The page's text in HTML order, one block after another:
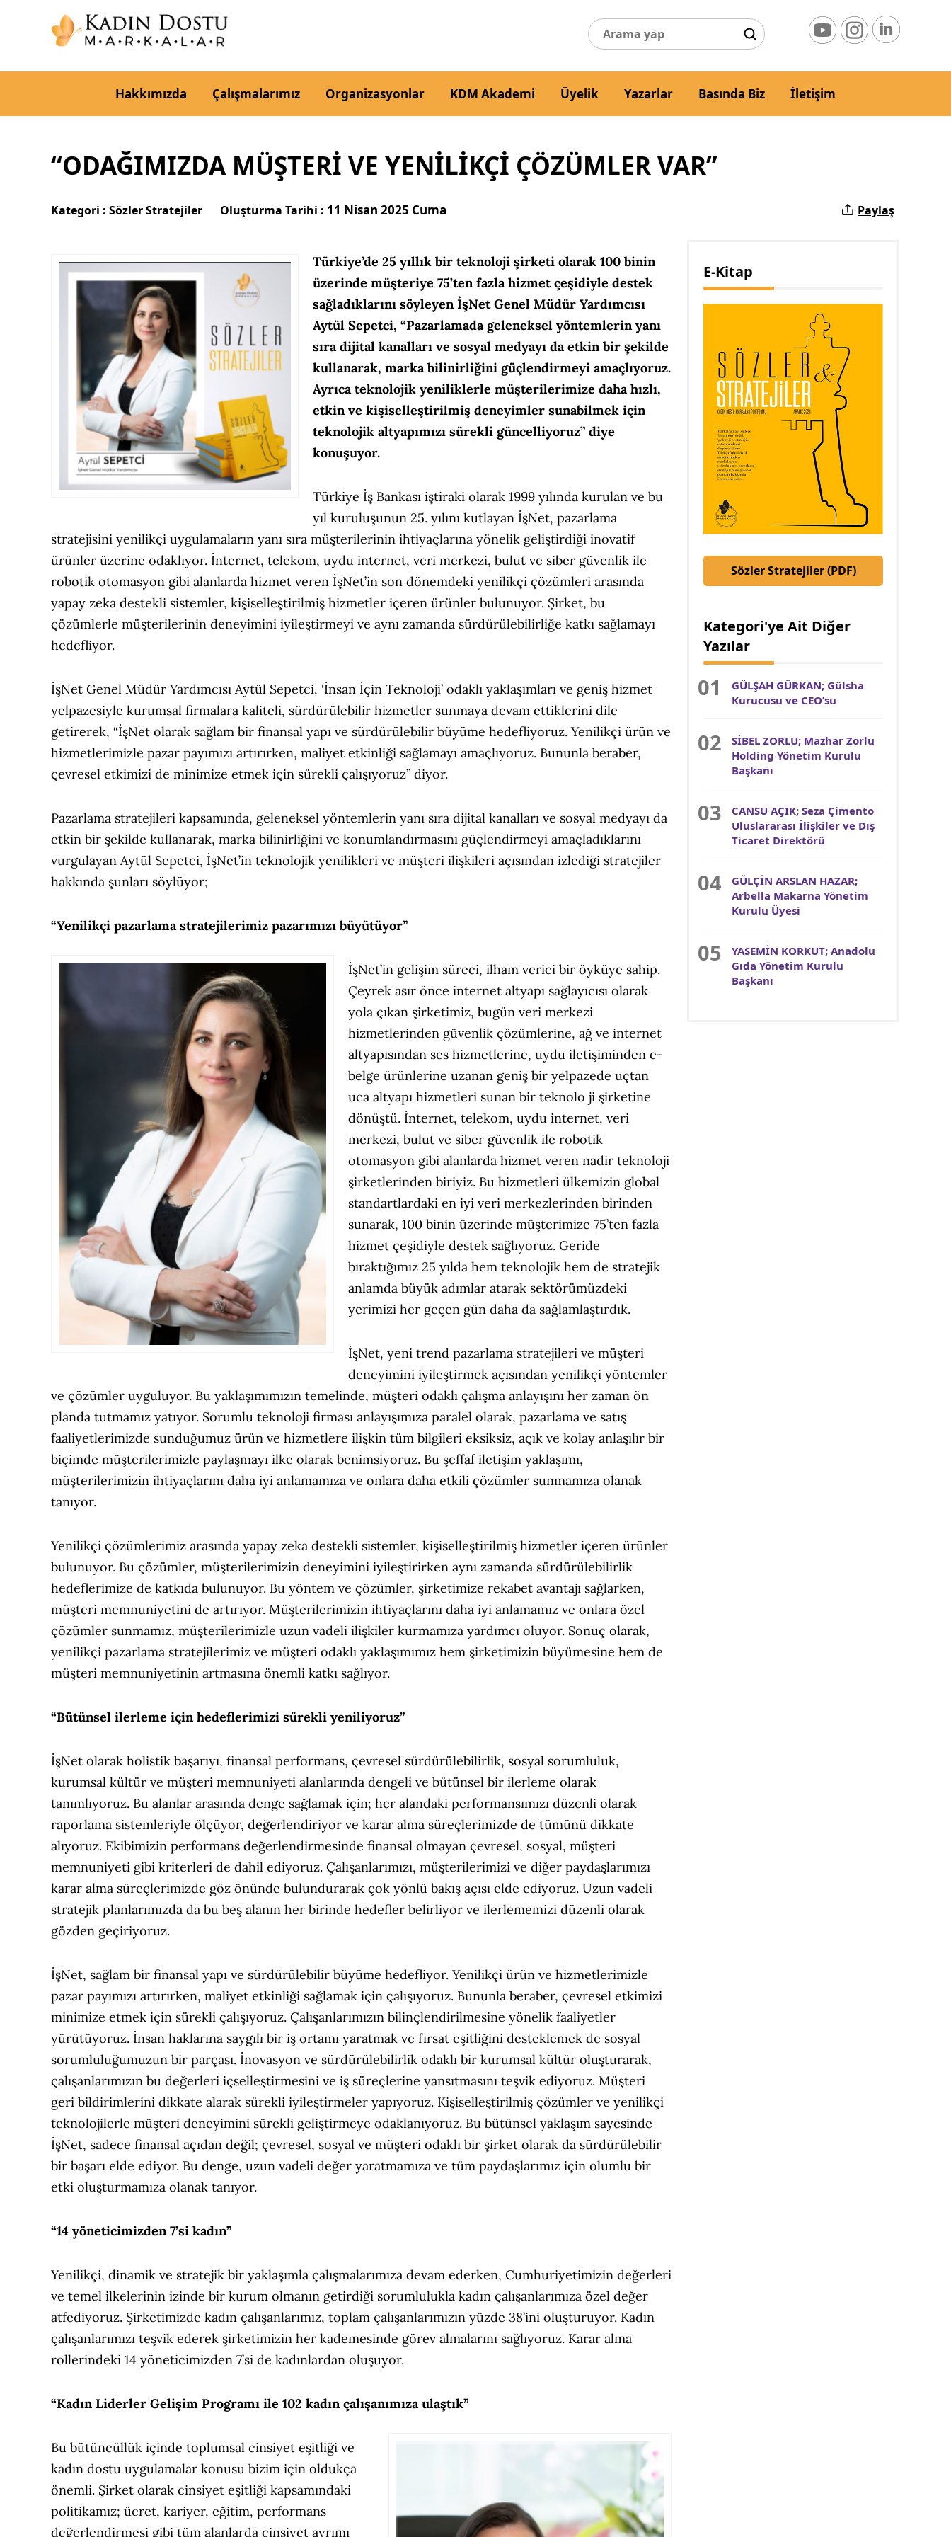
Hakkımızda Çalışmalarımız Organizasyonlar KDM Akademi Üyelik Yazarlar Basında Biz İletişim
“ODAĞIMIZDA MÜŞTERI VE YENILIKÇI ÇÖZÜMLER VAR”
Kategori : Sözler Stratejiler Oluşturma Tarihi : 11 Nisan 2025 Cuma Paylaş
Türkiye’de 25 yıllık bir teknoloji şirketi olarak 100 binin
üzerinde müşteriye 75’ten fazla hizmet çeşidiyle destek
sağladıklarını söyleyen İşNet Genel Müdür Yardımcısı
Aytül Sepetci, “Pazarlamada geleneksel yöntemlerin yanı
sıra dijital kanalları ve sosyal medyayı da etkin bir şekilde
kullanarak, marka bilinirliğini güçlendirmeyi amaçlıyoruz.
Ayrıca teknolojik yeniliklerle müşterilerimize daha hızlı,
etkin ve kişiselleştirilmiş deneyimler sunabilmek için
teknolojik altyapımızı sürekli güncelliyoruz” diye
konuşuyor.
Türkiye İş Bankası iştiraki olarak 1999 yılında kurulan ve bu
yıl kuruluşunun 25. yılını kutlayan İşNet, pazarlama
stratejisini yenilikçi uygulamaların yanı sıra müşterilerinin ihtiyaçlarına yönelik geliştirdiği inovatif
ürünler üzerine odaklıyor. İnternet, telekom, uydu internet, veri merkezi, bulut ve siber güvenlik ile
robotik otomasyon gibi alanlarda hizmet veren İşNet’in son dönemdeki yenilikçi çözümleri arasında
yapay zeka destekli sistemler, kişiselleştirilmiş hizmetler içeren ürünler bulunuyor. Şirket, bu
çözümlerle müşterilerinin deneyimini iyileştirmeyi ve aynı zamanda sürdürülebilirliğe katkı sağlamayı
hedefliyor.
İşNet Genel Müdür Yardımcısı Aytül Sepetci, ‘İnsan İçin Teknoloji’ odaklı yaklaşımları ve geniş hizmet
yelpazesiyle kurumsal firmalara kaliteli, sürdürülebilir hizmetler sunmaya devam ettiklerini dile
getirerek, “İşNet olarak sağlam bir finansal yapı ve sürdürülebilir büyüme hedefliyoruz. Yenilikçi ürün ve
hizmetlerimizle pazar payımızı artırırken, maliyet etkinliği sağlamayı amaçlıyoruz. Bununla beraber,
çevresel etkimizi de minimize etmek için sürekli çalışıyoruz” diyor.
Pazarlama stratejileri kapsamında, geleneksel yöntemlerin yanı sıra dijital kanalları ve sosyal medyayı da
etkin bir şekilde kullanarak, marka bilinirliğini ve konumlandırmasını güçlendirmeyi amaçladıklarını
vurgulayan Aytül Sepetci, İşNet’in teknolojik yenilikleri ve müşteri ilişkileri açısından izlediği stratejiler
hakkında şunları söylüyor;
“Yenilikçi pazarlama stratejilerimiz pazarımızı büyütüyor”
İşNet’in gelişim süreci, ilham verici bir öyküye sahip.
Çeyrek asır önce internet altyapı sağlayıcısı olarak
yola çıkan şirketimiz, bugün veri merkezi
hizmetlerinden güvenlik çözümlerine, ağ ve internet
altyapısından ses hizmetlerine, uydu iletişiminden e-
belge ürünlerine uzanan geniş bir yelpazede uçtan
uca altyapı hizmetleri sunan bir teknolo ji şirketine
dönüştü. İnternet, telekom, uydu internet, veri
merkezi, bulut ve siber güvenlik ile robotik
otomasyon gibi alanlarda hizmet veren nadir teknoloji
şirketlerinden biriyiz. Bu hizmetleri ülkemizin global
standartlardaki en iyi veri merkezlerinden birinden
sunarak, 100 binin üzerinde müşterimize 75’ten fazla
hizmet çeşidiyle destek sağlıyoruz. Geride
bıraktığımız 25 yılda hem teknolojik hem de stratejik
anlamda büyük adımlar atarak sektörümüzdeki
yerimizi her geçen gün daha da sağlamlaştırdık.
İşNet, yeni trend pazarlama stratejileri ve müşteri
deneyimini iyileştirmek açısından yenilikçi yöntemler
ve çözümler uyguluyor. Bu yaklaşımımızın temelinde, müşteri odaklı çalışma anlayışını her zaman ön
planda tutmamız yatıyor. Sorumlu teknoloji firması anlayışımıza paralel olarak, pazarlama ve satış
faaliyetlerimizde sunduğumuz ürün ve hizmetlere ilişkin tüm bilgileri eksiksiz, açık ve kolay anlaşılır bir
biçimde müşterilerimizle paylaşmayı ilke olarak benimsiyoruz. Bu şeffaf iletişim yaklaşımı,
müşterilerimizin ihtiyaçlarını daha iyi anlamamıza ve onlara daha etkili çözümler sunmamıza olanak
tanıyor.
Yenilikçi çözümlerimiz arasında yapay zeka destekli sistemler, kişiselleştirilmiş hizmetler içeren ürünler
bulunuyor. Bu çözümler, müşterilerimizin deneyimini iyileştirirken aynı zamanda sürdürülebilirlik
hedeflerimize de katkıda bulunuyor. Bu yöntem ve çözümler, şirketimize rekabet avantajı sağlarken,
müşteri memnuniyetini de artırıyor. Müşterilerimizin ihtiyaçlarını daha iyi anlamamız ve onlara özel
çözümler sunmamız, müşterilerimizle uzun vadeli ilişkiler kurmamıza yardımcı oluyor. Sonuç olarak,
yenilikçi pazarlama stratejilerimiz ve müşteri odaklı yaklaşımımız hem şirketimizin büyümesine hem de
müşteri memnuniyetinin artmasına önemli katkı sağlıyor.
“Bütünsel ilerleme için hedeflerimizi sürekli yeniliyoruz”
İşNet olarak holistik başarıyı, finansal performans, çevresel sürdürülebilirlik, sosyal sorumluluk,
kurumsal kültür ve müşteri memnuniyeti alanlarında dengeli ve bütünsel bir ilerleme olarak
tanımlıyoruz. Bu alanlar arasında denge sağlamak için; her alandaki performansımızı düzenli olarak
raporlama sistemleriyle ölçüyor, değerlendiriyor ve karar alma süreçlerimizde de tümünü dikkate
alıyoruz. Ekibimizin performans değerlendirmesinde finansal olmayan çevresel, sosyal, müşteri
memnuniyeti gibi kriterleri de dahil ediyoruz. Çalışanlarımızı, müşterilerimizi ve diğer paydaşlarımızı
karar alma süreçlerimizde göz önünde bulundurarak çok yönlü bakış açısı elde ediyoruz. Uzun vadeli
stratejik planlarımızda da bu beş alanın her birinde hedefler belirliyor ve ilerlememizi düzenli olarak
gözden geçiriyoruz.
İşNet, sağlam bir finansal yapı ve sürdürülebilir büyüme hedefliyor. Yenilikçi ürün ve hizmetlerimizle
pazar payımızı artırırken, maliyet etkinliği sağlamak için çalışıyoruz. Bununla beraber, çevresel etkimizi
minimize etmek için sürekli çalışıyoruz. Çalışanlarımızın bilinçlendirilmesine yönelik faaliyetler
yürütüyoruz. İnsan haklarına saygılı bir iş ortamı yaratmak ve fırsat eşitliğini desteklemek de sosyal
sorumluluğumuzun bir parçası. İnovasyon ve sürdürülebilirlik odaklı bir kurumsal kültür oluşturarak,
çalışanlarımızın bu değerleri içselleştirmesini ve iş süreçlerine yansıtmasını teşvik ediyoruz. Müşteri
geri bildirimlerini dikkate alarak sürekli iyileştirmeler yapıyoruz. Kişiselleştirilmiş çözümler ve yenilikçi
teknolojilerle müşteri deneyimini sürekli geliştirmeye odaklanıyoruz. Bu bütünsel yaklaşım sayesinde
İşNet, sadece finansal açıdan değil; çevresel, sosyal ve müşteri odaklı bir şirket olarak da sürdürülebilir
bir başarı elde ediyor. Bu denge, uzun vadeli değer yaratmamıza ve tüm paydaşlarımız için olumlu bir
etki oluşturmamıza olanak tanıyor.
“14 yöneticimizden 7’si kadın”
Yenilikçi, dinamik ve stratejik bir yaklaşımla çalışmalarımıza devam ederken, Cumhuriyetimizin değerleri
ve temel ilkelerinin izinde bir kurum olmanın getirdiği sorumlulukla kadın çalışanlarımıza özel değer
atfediyoruz. Şirketimizde kadın çalışanlarımız, toplam çalışanlarımızın yüzde 38’ini oluşturuyor. Kadın
çalışanlarımızı teşvik ederek şirketimizin her kademesinde görev almalarını sağlıyoruz. Karar alma
rollerindeki 14 yöneticimizden 7’si de kadınlardan oluşuyor.
“Kadın Liderler Gelişim Programı ile 102 kadın çalışanımıza ulaştık”
Bu bütüncüllük içinde toplumsal cinsiyet eşitliği ve
kadın dostu uygulamalar konusu bizim için oldukça
önemli. Şirket olarak cinsiyet eşitliği kapsamındaki
politikamız; ücret, kariyer, eğitim, performans
değerlendirmesi gibi tüm alanlarda cinsiyet ayrımı
E-Kitap
Sözler Stratejiler (PDF)
Kategori'ye Ait Diğer
Yazılar
GÜLŞAH GÜRKAN; Gülsha
Kurucusu ve CEO’su
SİBEL ZORLU; Mazhar Zorlu
Holding Yönetim Kurulu
Başkanı
CANSU AÇIK; Seza Çimento
Uluslararası İlişkiler ve Dış
Ticaret Direktörü
GÜLÇİN ARSLAN HAZAR;
Arbella Makarna Yönetim
Kurulu Üyesi
YASEMİN KORKUT; Anadolu
Gıda Yönetim Kurulu
Başkanı